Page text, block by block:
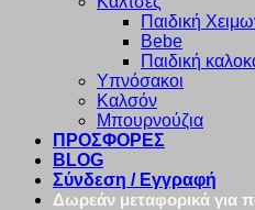
Παιδική
Bebe
Παιδική
Υπνόσακοι
Καλσόν
Μπουρνούζια
ΠΡΟΣΦΟΡΕΣ
BLOG
Σύνδεση / Εγγραφή
Δωρεάν μεταφορικά για